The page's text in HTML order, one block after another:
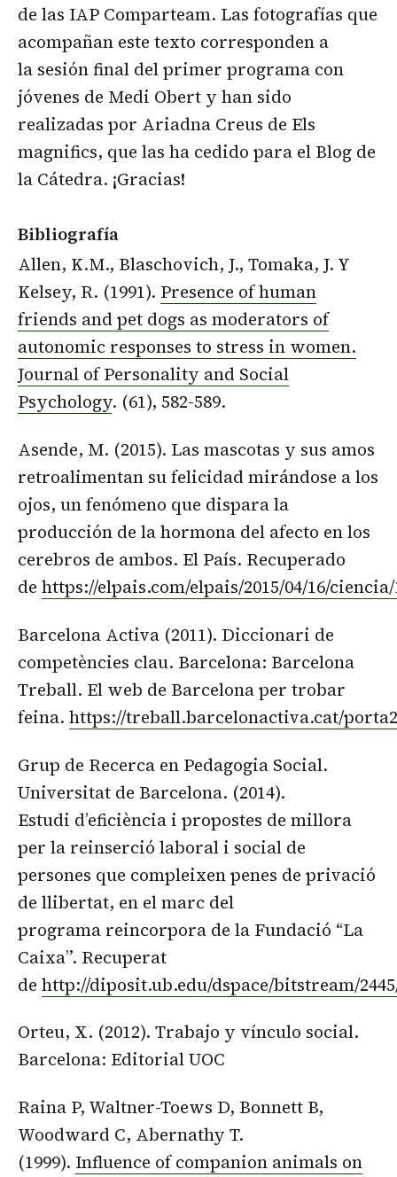
de las IAP Comparteam. Las fotografías que
acompañan este texto corresponden a
la sesión final del primer programa con
jóvenes de Medi Obert y han sido
realizadas por Ariadna Creus de Els
magnifics, que las ha cedido para el Blog de
la Cátedra. ¡Gracias!
Bibliografía
Allen, K.M., Blaschovich, J., Tomaka, J. Y
Kelsey, R. (1991). Presence of human
friends and pet dogs as moderators of
autonomic responses to stress in women.
Journal of Personality and Social
Psychology. (61), 582-589.
Asende, M. (2015). Las mascotas y sus amos
retroalimentan su felicidad mirándose a los
ojos, un fenómeno que dispara la
producción de la hormona del afecto en los
cerebros de ambos. El País. Recuperado
de https://elpais.com/elpais/2015/04/16/ciencia/
Barcelona Activa (2011). Diccionari de
competències clau. Barcelona: Barcelona
Treball. El web de Barcelona per trobar
feina. https://treball.barcelonactiva.cat/
Grup de Recerca en Pedagogia Social.
Universitat de Barcelona. (2014).
Estudi d’eficiència i propostes de millora
per la reinserció laboral i social de
persones que compleixen penes de privació
de llibertat, en el marc del
programa reincorpora de la Fundació “La
Caixa”. Recuperat
de http://diposit.ub.edu/dspace/bitstream/
Orteu, X. (2012). Trabajo y vínculo social.
Barcelona: Editorial UOC
Raina P, Waltner-Toews D, Bonnett B,
Woodward C, Abernathy T.
(1999). Influence of companion animals on